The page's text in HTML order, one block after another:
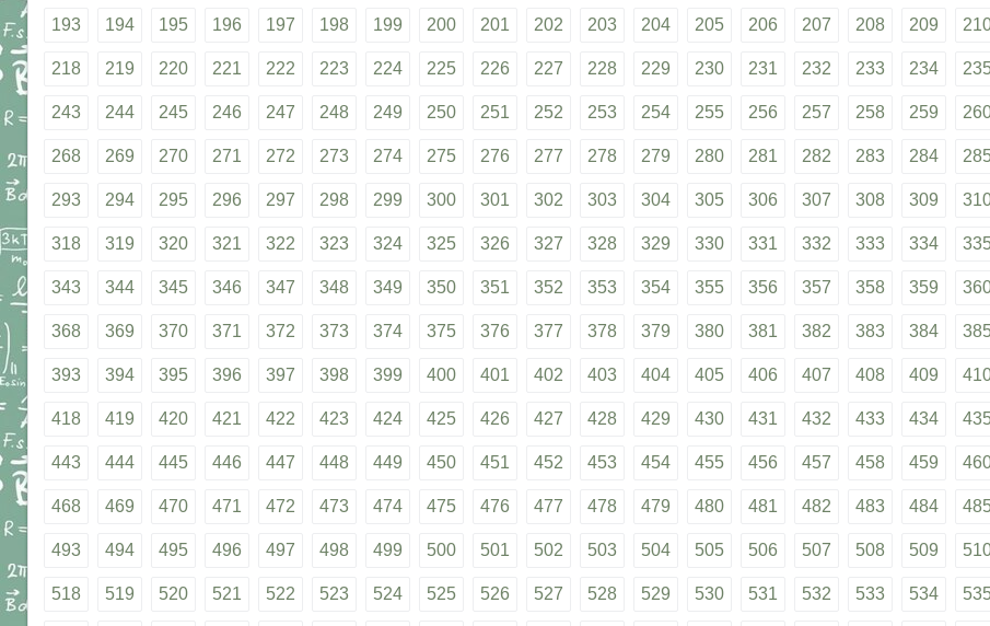
193 194 195 196 197 198 199 200 201 202 203 204 205 206 207 208 209
218 219 220 221 222 223 224 225 226 227 228 229 230 231 232 233 234
243 244 245 246 247 248 249 250 251 252 253 254 255 256 257 258 259
268 269 270 271 272 273 274 275 276 277 278 279 280 281 282 283 284
293 294 295 296 297 298 299 300 301 302 303 304 305 306 307 308 309
318 319 320 321 322 323 324 325 326 327 328 329 330 331 332 333 334
343 344 345 346 347 348 349 350 351 352 353 354 355 356 357 358 359
368 369 370 371 372 373 374 375 376 377 378 379 380 381 382 383 384
393 394 395 396 397 398 399 400 401 402 403 404 405 406 407 408 409
418 419 420 421 422 423 424 425 426 427 428 429 430 431 432 433 434
443 444 445 446 447 448 449 450 451 452 453 454 455 456 457 458 459
468 469 470 471 472 473 474 475 476 477 478 479 480 481 482 483 484
493 494 495 496 497 498 499 500 501 502 503 504 505 506 507 508 509
518 519 520 521 522 523 524 525 526 527 528 529 530 531 532 533 534